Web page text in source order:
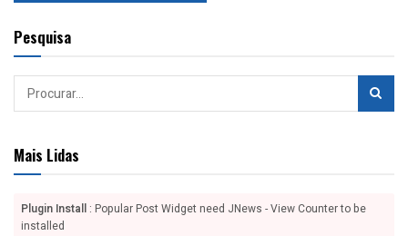
Pesquisa
Mais Lidas
Plugin Install : Popular Post Widget need JNews - View Counter to be
installed